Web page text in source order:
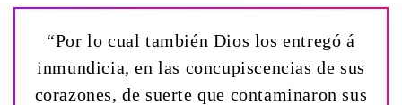
“Por lo cual también Dios los entregó á
inmundicia, en las concupiscencias de sus
corazones, de suerte que contaminaron sus